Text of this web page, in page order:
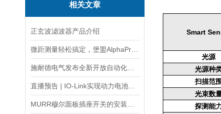
相关文章
正玄波滤波器产品介绍 Smart
光源
光源种
扫描范
光束数
探测能